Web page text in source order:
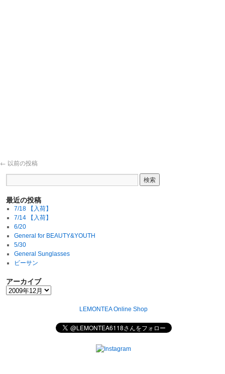
← 以前の投稿
最近の投稿
7/18 【入荷】
7/14 【入荷】
6/20
General for BEAUTY&YOUTH
5/30
General Sunglasses
ビーサン
アーカイブ
LEMONTEA Online Shop